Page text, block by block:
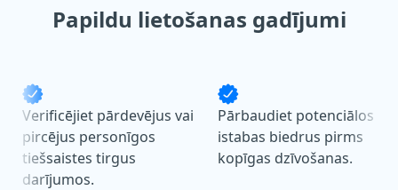
Papildu lietošanas gadījumi
Verificējiet pārdevējus vai
pircējus personīgos
tiešsaistes tirgus
darījumos.
Pārbaudiet potenciālos
istabas biedrus pirms
kopīgas dzīvošanas.